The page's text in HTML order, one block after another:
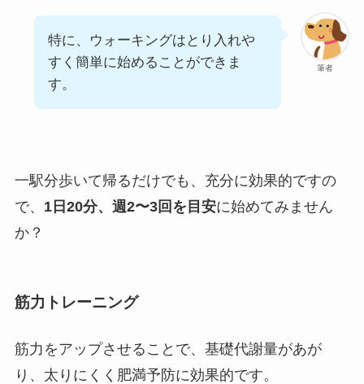
筆者
特に、ウォーキングはとり入れや
すく簡単に始めることができま
す。
一駅分歩いて帰るだけでも、充分に効果的ですの
で、 1日20分、週2〜3回を目安に始めてみません
か？
筋力トレーニング
筋力をアップさせることで、基礎代謝量があが
り、太りにくく肥満予防に効果的です。